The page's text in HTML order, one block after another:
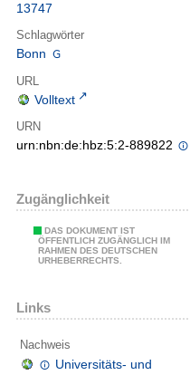
13747
Schlagwörter
Bonn
URL
Volltext
URN
urn:nbn:de:hbz:5:2-889822
Zugänglichkeit
DAS DOKUMENT IST
ÖFFENTLICH ZUGÄNGLICH IM
RAHMEN DES DEUTSCHEN
URHEBERRECHTS.
Links
Nachweis
Universitäts- und